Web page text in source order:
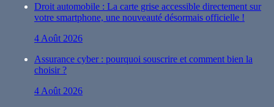
Droit automobile : La carte grise accessible directement sur
votre smartphone, une nouveauté désormais officielle !
4 Août 2026
Assurance cyber : pourquoi souscrire et comment bien la
choisir ?
4 Août 2026